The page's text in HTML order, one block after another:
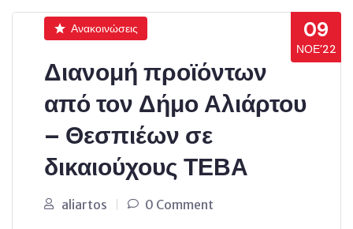
09
ΝΟΈ’22
Ανακοινώσεις
Διανομή προϊόντων
από τον Δήμο Αλιάρτου
– Θεσπιέων σε
δικαιούχους ΤΕΒΑ
aliartos 0 Comment